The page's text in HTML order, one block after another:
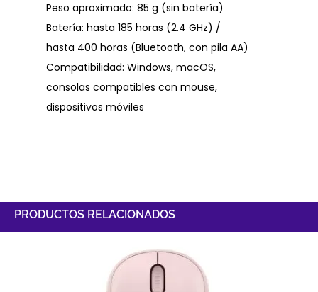
Peso aproximado: 85 g (sin batería)
Batería: hasta 185 horas (2.4 GHz) /
hasta 400 horas (Bluetooth, con pila AA)
Compatibilidad: Windows, macOS,
consolas compatibles con mouse,
dispositivos móviles
PRODUCTOS RELACIONADOS